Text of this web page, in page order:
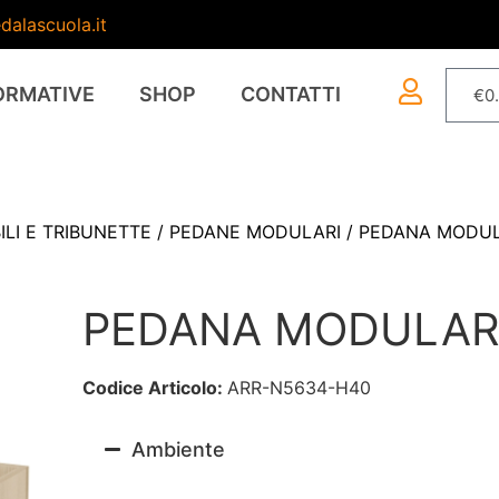
SHOP CONTATTI €
E TRIBUNETTE / PEDANE MODULARI / PEDANA
PEDANA
Codice Articolo: ARR-N5634-H40
Ambiente